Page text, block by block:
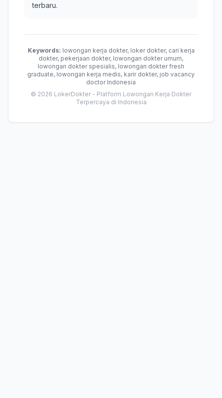
terbaru.
Keywords: lowongan kerja dokter, loker dokter, cari kerja
dokter, pekerjaan dokter, lowongan dokter umum,
lowongan dokter spesialis, lowongan dokter fresh
graduate, lowongan kerja medis, karir dokter, job vacancy
doctor Indonesia
© 2026 LokerDokter - Platform Lowongan Kerja Dokter
Terpercaya di Indonesia